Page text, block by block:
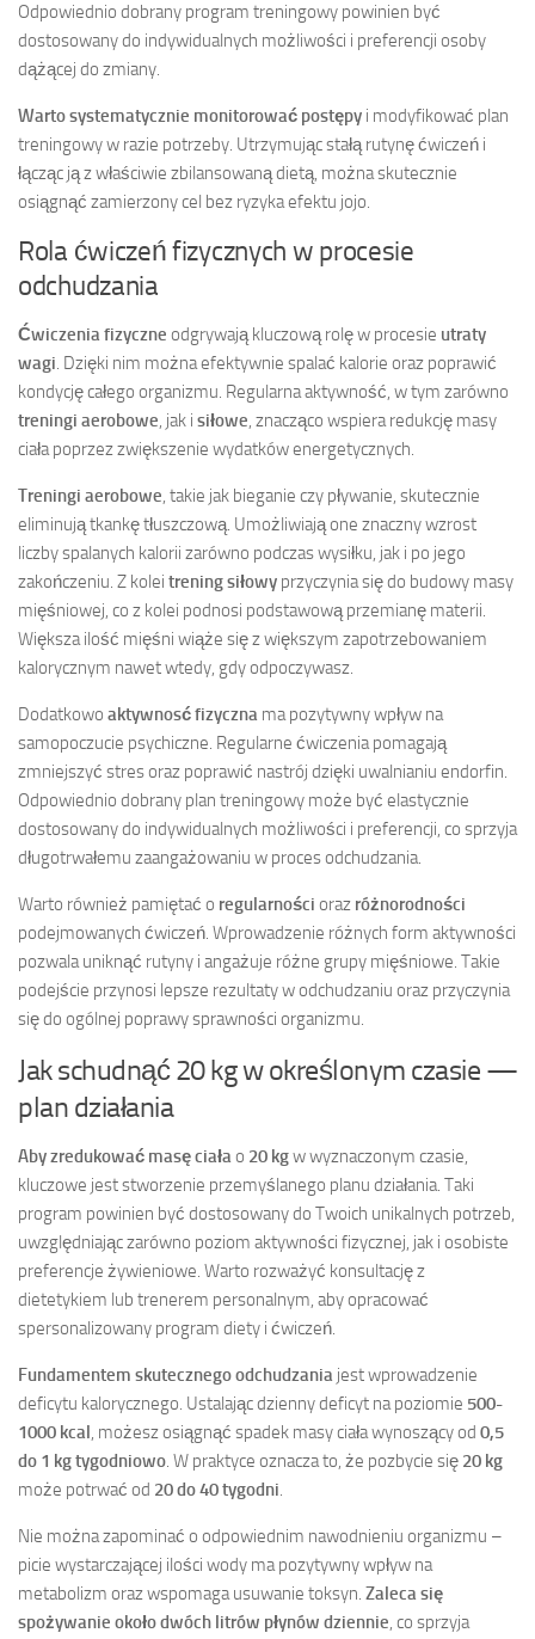
Odpowiednio dobrany program treningowy powinien być
dostosowany do indywidualnych możliwości i preferencji osoby
dążącej do zmiany.
Warto systematycznie monitorować postępy i modyfikować plan
treningowy w razie potrzeby. Utrzymując stałą rutynę ćwiczeń i
łącząc ją z właściwie zbilansowaną dietą, można skutecznie
osiągnąć zamierzony cel bez ryzyka efektu jojo.
Rola ćwiczeń fizycznych w procesie
odchudzania
Ćwiczenia fizyczne odgrywają kluczową rolę w procesie utraty
wagi. Dzięki nim można efektywnie spalać kalorie oraz poprawić
kondycję całego organizmu. Regularna aktywność, w tym zarówno
treningi aerobowe, jak i siłowe, znacząco wspiera redukcję masy
ciała poprzez zwiększenie wydatków energetycznych.
Treningi aerobowe, takie jak bieganie czy pływanie, skutecznie
eliminują tkankę tłuszczową. Umożliwiają one znaczny wzrost
liczby spalanych kalorii zarówno podczas wysiłku, jak i po jego
zakończeniu. Z kolei trening siłowy przyczynia się do budowy masy
mięśniowej, co z kolei podnosi podstawową przemianę materii.
Większa ilość mięśni wiąże się z większym zapotrzebowaniem
kalorycznym nawet wtedy, gdy odpoczywasz.
Dodatkowo aktywnosć fizyczna ma pozytywny wpływ na
samopoczucie psychiczne. Regularne ćwiczenia pomagają
zmniejszyć stres oraz poprawić nastrój dzięki uwalnianiu endorfin.
Odpowiednio dobrany plan treningowy może być elastycznie
dostosowany do indywidualnych możliwości i preferencji, co sprzyja
długotrwałemu zaangażowaniu w proces odchudzania.
Warto również pamiętać o regularności oraz różnorodności
podejmowanych ćwiczeń. Wprowadzenie różnych form aktywności
pozwala uniknąć rutyny i angażuje różne grupy mięśniowe. Takie
podejście przynosi lepsze rezultaty w odchudzaniu oraz przyczynia
się do ogólnej poprawy sprawności organizmu.
Jak schudnąć 20 kg w określonym czasie —
plan działania
Aby zredukować masę ciałao 20 kgw wyznaczonym czasie,
kluczowe jest stworzenie przemyślanego planu działania. Taki
program powinien być dostosowany do Twoich unikalnych potrzeb,
uwzględniając zarówno poziom aktywności fizycznej, jak i osobiste
preferencje żywieniowe. Warto rozważyć konsultację z
dietetykiem lub trenerem personalnym, aby opracować
spersonalizowany program diety i ćwiczeń.
Fundamentem skutecznego odchudzania jest wprowadzenie
deficytu kalorycznego. Ustalając dzienny deficyt na poziomie 500-
1000 kcal, możesz osiągnąć spadek masy ciała wynoszący od 0,5
do 1 kg tygodniowo. W praktyce oznacza to, że pozbycie się 20 kg
może potrwać od 20 do 40 tygodni.
Nie można zapominać o odpowiednim nawodnieniu organizmu –
picie wystarczającej ilości wody ma pozytywny wpływ na
metabolizm oraz wspomaga usuwanie toksyn. Zaleca się
spożywanie około dwóch litrów płynów dziennie, co sprzyja